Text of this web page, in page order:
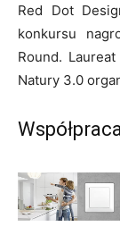
Red Dot
konkursu
Round.
Natury 3.0